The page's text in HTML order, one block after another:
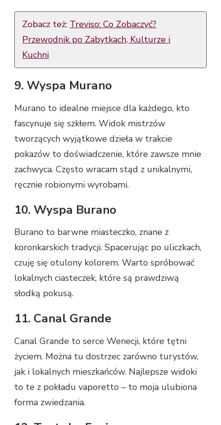
Zobacz też: Treviso: Co Zobaczyć?
Przewodnik po Zabytkach, Kulturze i
Kuchni
9. Wyspa Murano
Murano to idealne miejsce dla każdego, kto
fascynuje się szkłem. Widok mistrzów
tworzących wyjątkowe dzieła w trakcie
pokazów to doświadczenie, które zawsze mnie
zachwyca. Często wracam stąd z unikalnymi,
ręcznie robionymi wyrobami.
10. Wyspa Burano
Burano to barwne miasteczko, znane z
koronkarskich tradycji. Spacerując po uliczkach,
czuję się otulony kolorem. Warto spróbować
lokalnych ciasteczek, które są prawdziwą
słodką pokusą.
11. Canal Grande
Canal Grande to serce Wenecji, które tętni
życiem. Można tu dostrzec zarówno turystów,
jak i lokalnych mieszkańców. Najlepsze widoki
to te z pokładu vaporetto – to moja ulubiona
forma zwiedzania.